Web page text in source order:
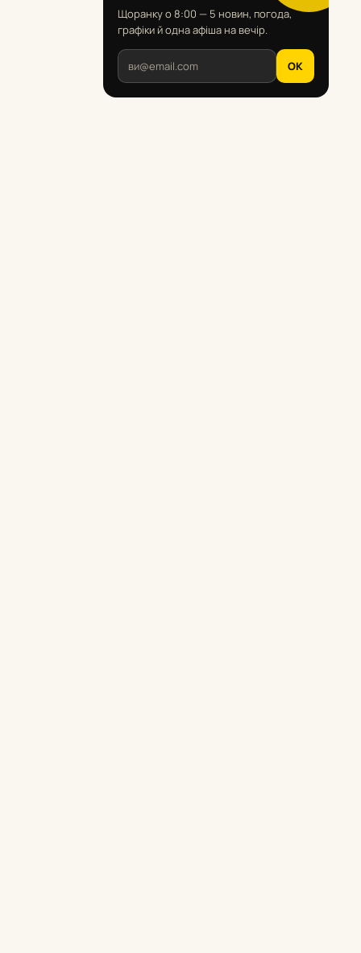
Щоранку о 8:00 — 5 новин, погода,
графіки й одна афіша на вечір.
OK